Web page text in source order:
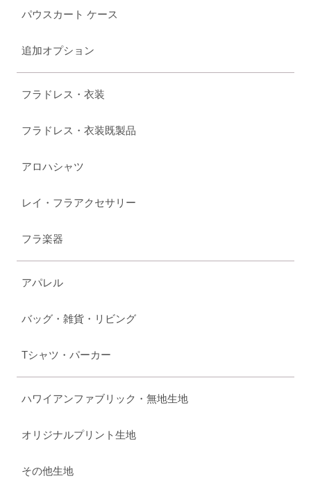
パウスカート ケース
追加オプション
フラドレス・衣装
フラドレス・衣装既製品
アロハシャツ
レイ・フラアクセサリー
フラ楽器
アパレル
バッグ・雑貨・リビング
Tシャツ・パーカー
ハワイアンファブリック・無地生地
オリジナルプリント生地
その他生地